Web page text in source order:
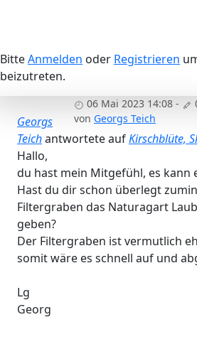
BitteAnmelden oder Registrieren
beizutreten.
06 Mai 2023 14:08 -
von Georgs Teich
Georgs
Teichantwortete aufKirschblüte,
Hallo,
du hast mein Mitgefühl, es kann
Hast du dir schon überlegt
Filtergraben das Naturagart
geben?
Der Filtergraben ist vermutlich
somit wäre es schnell auf und
Lg
Georg